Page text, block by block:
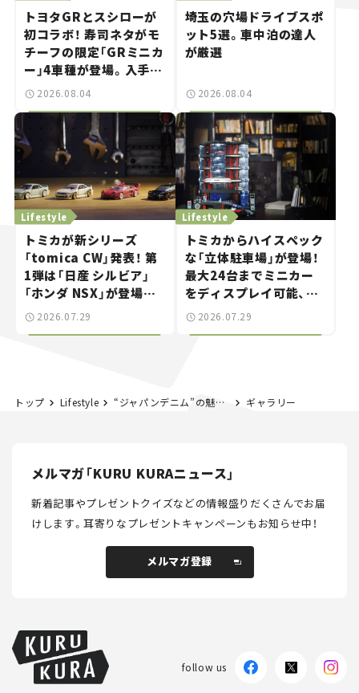
トヨタGRとスシローが
初コラボ！ 寿司ネタがモ
チーフの限定「GRミニカ
ー」4車種が登場。入手方
法は？【クルマとホビー】
2026.08.04
埼玉の穴場ドライブスポ
ット5選。車中泊の達人
が厳選
2026.08.04
トミカが新シリーズ
「tomica CW」発表！ 第
1弾は「日産 シルビア」
「ホンダ NSX」が登場。
世界が注目す
Lifestyle
2026.07.29
トミカからハイスペック
な「立体駐車場」が登場！
最大24台までミニカー
をディスプレイ可能、特
別な「日産 GT-R
Lifestyle
2026.07.29
トップ Lifestyle “ジャパンデニム”の魅力を国内外へ発信する新拠点！ 京都に「MOMOTARO JEANS KYOTO」がオープン【新着ドライブコーデ】 ギャラリー
メルマガ「KURU KURAニュース」
新着記事やプレゼントクイズなどの情報盛りだくさんでお届
けします。耳寄りなプレゼントキャンペーンもお知らせ中！
メルマガ登録
follow us